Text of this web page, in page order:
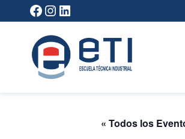
al
Facebook
Instagram
LinkedIn
« Todos los